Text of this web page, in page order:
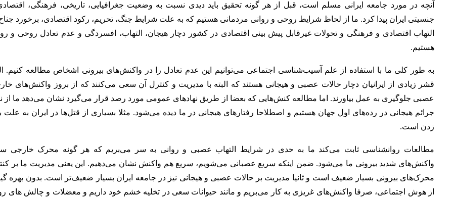
آنچه در مورد جامعه ایرانی مسلم است، قبل از هر گونه تحقیق باید دیدی نسبت به وضعیت جغرافیایی، تاریخی، فرهنگی،
جنسیتی ایران پیدا کرد. ما از لحاظ شرایط روحی و روانی مردمانی هستیم که به علت شرایط جنگ، تحریم، رکود اقتصادی، برخورد
التهاب اقتصادی و فرهنگی و تحولات غیرقابل پیش بینی اقتصادی در کشور دچار هیجان، التهاب، افسردگی و عدم تعادل روحی و
هستیم.
به طور کلی ما با استفاده از علم آسیب‌شناسی اجتماعی می‌توانیم این عدم تعادل را در واکنش‌های بیرونی اشخاص مطالعه کنیم.
قشر زیادی از ایرانیان دچار حالات عصبی و هیجانی هستند که البته با مدیریت و کنترل آن سعی می‌کنند که از بروز واکنش‌های
عصبی جلوگیری به عمل بیاورند. اما مطالعه کنش‌هایی که بعضا از طریق نهاد‌های عمومی مورد رصد قرار می‌گیرد نشان می‌دهد ما از
جرائم هیجانی در رده‌های اول جهان هستیم و اصطلاحا رفتارهای هیجانی در ما دیده می‌شود. مثلا بسیاری از قتل‌ها در ایران به علت
زدن است.
مطالعات روانشناسی ثابت می‌کند ما به حدی در شرایط التهاب عصبی و روانی به سر می‌بریم که هر گونه محرک خارجی
واکنش‌های شدید بیرونی ما می‌شود. ضمن اینکه سریع عصبانی می‌شویم، سریع هم واکنش نشان می‌دهیم. این یعنی مدیریت ما بر
محرک‌های بیرونی بسیار ضعیف است و ثانیا مدیریت بر حالات عصبی و هیجانی نیز در جامعه ایران بسیار ضعیف‌تر است. بدون بهره
از هوش اجتماعی، صرفا واکنش‌های غریزی به کار می‌بریم و مانند حیوانات سعی در تخلیه خشم خود داریم و معضلات و چالش های